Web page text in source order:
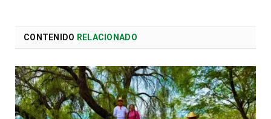
CONTENIDO RELACIONADO